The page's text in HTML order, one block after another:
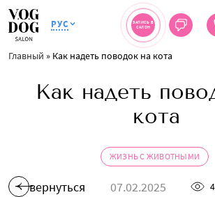
РУС
ЗАПИСЬ В
САЛОН
Главный » Как надеть поводок на кота
Как надеть
кота
ЖИЗНЬ С ЖИВОТНЫМИ
вернуться 07.02.2025